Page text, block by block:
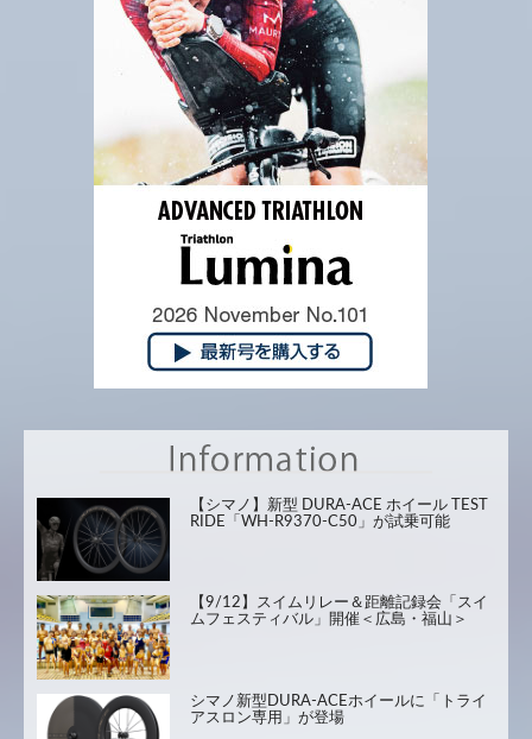
【シマノ】新型 DURA-ACE ホイール TEST
RIDE「WH-R9370-C50」が試乗可能
【9/12】スイムリレー＆距離記録会「スイ
ムフェスティバル」開催＜広島・福山＞
シマノ新型DURA-ACEホイールに「トライ
アスロン専用」が登場